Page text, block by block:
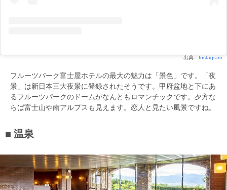
出典： Instagram
フルーツパーク富士屋ホテルの最大の魅力は「景色」です。「夜
景」は新日本三大夜景に登録されたそうです。甲府盆地と下にあ
るフルーツパークのドームがなんともロマンチックです。夕方な
らば富士山や南アルプスも見えます。恋人と見たい風景ですね。
温泉